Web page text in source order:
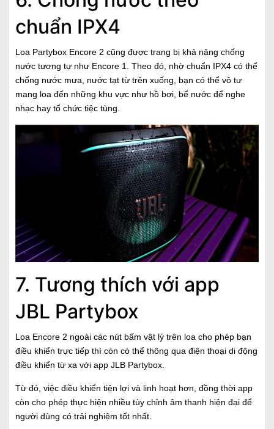
chuẩn IPX4
Loa Partybox Encore 2 cũng được trang bị khả năng chống
nước tương tự như Encore 1. Theo đó, nhờ chuẩn IPX4 có thể
chống nước mưa, nước tạt từ trên xuống, bạn có thể vô tư
mang loa đến những khu vực như hồ bơi, bể nước để nghe
nhạc hay tổ chức tiệc tùng.
7. Tương thích với app
JBL Partybox
Loa Encore 2 ngoài các nút bấm vật lý trên loa cho phép bạn
điều khiển trực tiếp thì còn có thể thông qua điện thoại di động
điều khiển từ xa với app JLB Partybox.
Từ đó, việc điều khiển tiện lợi và linh hoạt hơn, đồng thời app
còn cho phép thực hiện nhiều tùy chỉnh âm thanh hiện đại để
người dùng có trải nghiệm tốt nhất.